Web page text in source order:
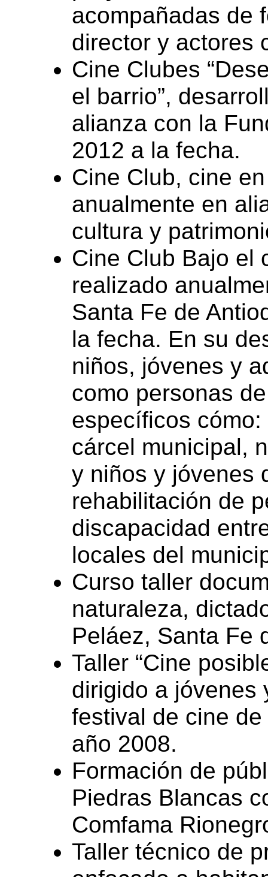
acompañadas de
director y actores
Cine Clubes
el barrio”,
alianza con la
2012 a la fecha.
Cine Club, cine
anualmente en
cultura y
Cine Club Bajo el
realizado
Santa Fe de
la fecha. En su
niños, jóvenes y
como personas
específicos
cárcel municipal,
y niños y jóvenes
rehabilitación de
discapacidad
locales del
Curso taller
naturaleza,
Peláez, Santa Fe
Taller “Cine
dirigido a jóvenes
festival de cine
año 2008.
Formación de
Piedras Blancas
Comfama
Taller técnico de